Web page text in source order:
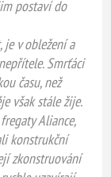
postaví do
je v obležení a
Smrťáci
času, než
však stále žije.
Aliance,
konstrukční
zkonstruování